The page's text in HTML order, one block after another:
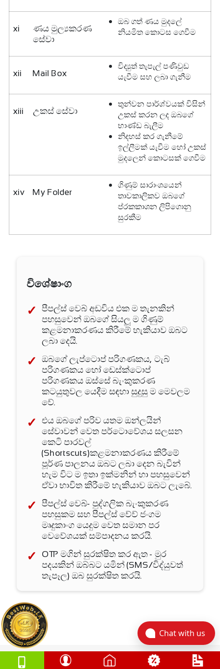
xi
ණය මුල්‍යකරණ
සේවා
ඔබ ගත් ණය මුදලේ
නියමිත කොටස ගෙවීම
xii Mail Box
විද්‍යුත් තැපැල් පණිවුඩ
යැවීම සහ ලබා ගැනීම
xiii උකස් සේවා
තුන්වන පාර්ශ්වයක් විසින්
උකස් කරන ලද ඔබගේ
භාණ්ඩ බැලීම
නිදහස් කර ගැනීමේ
ඉල්ලීමක් යැවීම හෝ උකස්
මුදලෙන් කොටසක් ගෙවීම
xiv My Folder
ගිණුම් සාරාංශයෙන්
තාවකාලිකව ඔබගේ
ප්රකකාශන ලිපිගොනු
සුරකීම
විශේෂාංග
පීපල්ස් වෙබ් අඩවිය එක ම තැනකින්
පහසුවෙන් ඔබගේ සියලූ ම ගිණුම්
කළමනාකරණය කිරීමේ හැකියාව ඔබට
ලබා දෙයි.
ඔබගේ ලැප්ටොප් පරිගණකය, ටැබ්
පරිගණකය හෝ ඩෙස්ක්ටොප්
පරිගණකය ඔස්සේ බැංකුකරණ
කටයුතුවල යෙදීම සඳහා සුදුසු ම මෙවලම
වේ.
එය ඔබගේ පරිව යතම ඔන්ලයින්
සේවාවන් වෙත පර්ටොවේශය සලසන
කෙටි පාරවල්
(Shortscuts)කළමනාකරණය කිරීමේ
පූර්ණ පාලනය ඔබට ලබා දෙන බැවින්
හැම විට ම ඉතා ඉක්මනින් හා පහසුවෙන්
ඒවා භාවිත කිරීමේ හැකියාව ඔබට ලැබේ.
පීපල්ස් වෙබ්- පුද්ගලික බැංකුකරණ
පහසුකම සහ පීපල්ස් වේව් ජංගම
මෘදුකාංග යෙදුම වෙත සමාන පර
වෙවේශයක් සම්පාදනය කරයි.
OTP මගින් සුරක්ෂිත කර ඇත - මුර
පදයකින් ඔබ්බට යමින් (SMS/විද්යුවත්
තැපෑල) ඔබ සුරක්ෂිත කරයි.
Chat with us